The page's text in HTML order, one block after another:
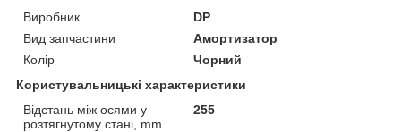
Виробник
DP
Вид запчастини
Амортизатор
Колір
Чорний
Користувальницькі характеристики
Відстань між осями у
розтягнутому стані, mm
255